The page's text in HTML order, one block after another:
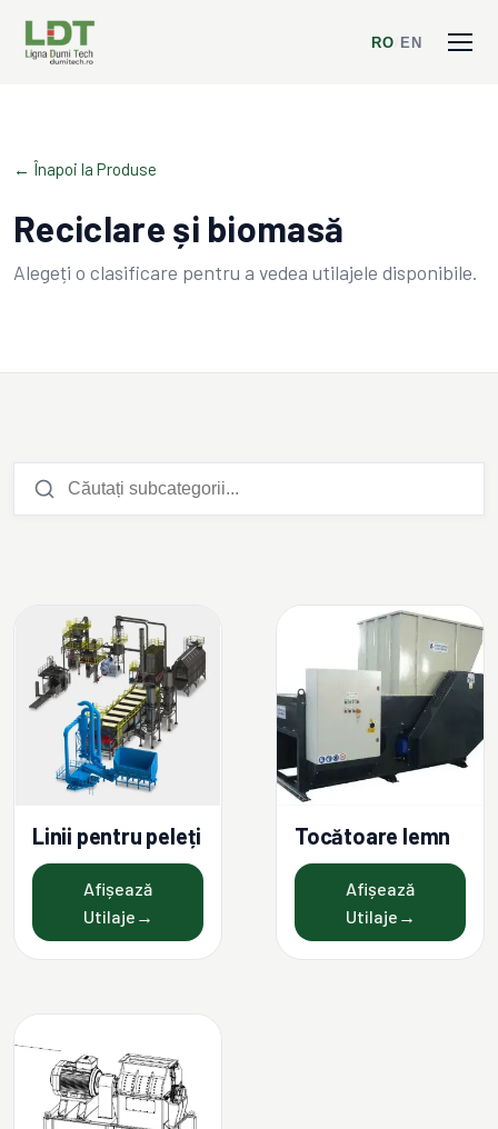
RO EN
← Înapoi la Produse
Reciclare și biomasă
Alegeți o clasificare pentru a vedea utilajele disponibile.
Linii pentru peleți
Afișează
Utilaje →
Tocătoare lemn
Afișează
Utilaje →